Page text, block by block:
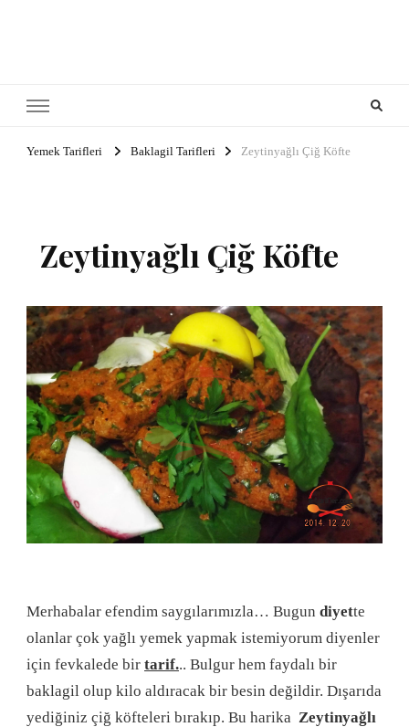
Yemek Tarifleri Baklagil Tarifleri Zeytinyağlı Çiğ Köfte
Zeytinyağlı Çiğ Köfte
Merhabalar efendim saygılarımızla… Bugun diyette
olanlar çok yağlı yemek yapmak istemiyorum diyenler
için fevkalede bir tarif... Bulgur hem faydalı bir
baklagil olup kilo aldıracak bir besin değildir. Dışarıda
yediğiniz çiğ köfteleri bırakıp. Bu harika Zeytinyağlı